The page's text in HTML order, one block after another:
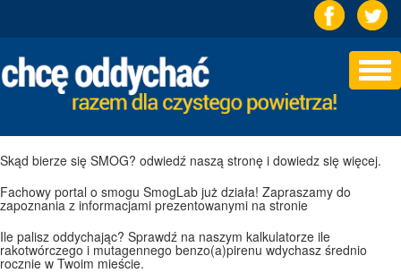
Skąd bierze się SMOG? odwiedź naszą stronę i dowiedz się więcej.
Fachowy portal o smogu SmogLab już działa! Zapraszamy do
zapoznania z informacjami prezentowanymi na stronie
Ile palisz oddychając? Sprawdź na naszym kalkulatorze ile
rakotwórczego i mutagennego benzo(a)pirenu wdychasz średnio
rocznie w Twoim mieście.